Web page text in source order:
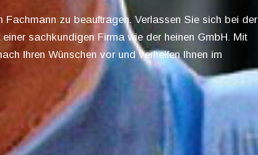
Fachmann zu beauftragen. Verlassen Sie sich bei der
sachkundigen Firma wie der heinen GmbH. Mit
Ihren Wünschen vor und verhelfen Ihnen im